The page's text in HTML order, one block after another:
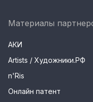
Материалы
АКИ
Artists / Художники.РФ
n'Ris
Онлайн патент